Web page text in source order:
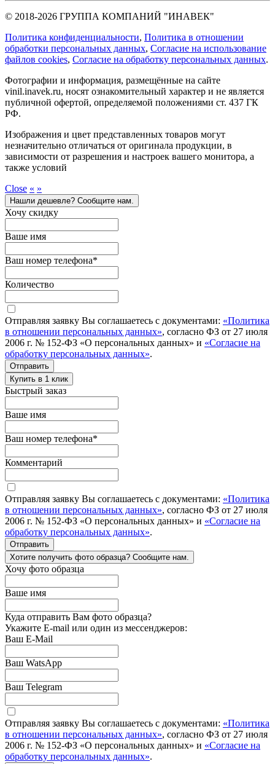
© 2018-2026 ГРУППА КОМПАНИЙ "ИНАВЕК"
Политика конфиденциальности, Политика в отношении
обработки персональных данных, Cогласие на использование
файлов cookies, Согласие на обработку персональных данных.
Фотографии и информация, размещённые на сайте
vinil.inavek.ru, носят ознакомительный характер и не является
публичной офертой, определяемой положениями ст. 437 ГК
РФ.
Изображения и цвет представленных товаров могут
незначительно отличаться от оригинала продукции, в
зависимости от разрешения и настроек вашего монитора, а
также условий
Close « »
Нашли дешевле? Сообщите нам.
Хочу скидку
Ваше имя
Ваш номер телефона*
Количество
Отправляя заявку Вы соглашаетесь с документами: «Политика
в отношении персональных данных», согласно ФЗ от 27 июля
2006 г. № 152-ФЗ «О персональных данных» и «Согласие на
обработку персональных данных».
Отправить
Купить в 1 клик
Быстрый заказ
Ваше имя
Ваш номер телефона*
Комментарий
Отправляя заявку Вы соглашаетесь с документами: «Политика
в отношении персональных данных», согласно ФЗ от 27 июля
2006 г. № 152-ФЗ «О персональных данных» и «Согласие на
обработку персональных данных».
Отправить
Хотите получить фото образца? Сообщите нам.
Хочу фото образца
Ваше имя
Куда отправить Вам фото образца?
Укажите E-mail или один из мессенджеров:
Ваш E-Mail
Ваш WatsApp
Ваш Telegram
Отправляя заявку Вы соглашаетесь с документами: «Политика
в отношении персональных данных», согласно ФЗ от 27 июля
2006 г. № 152-ФЗ «О персональных данных» и «Согласие на
обработку персональных данных».